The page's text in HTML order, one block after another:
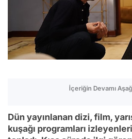
İçeriğin Devamı
Dün yayınlanan dizi, film,
kuşağı programları